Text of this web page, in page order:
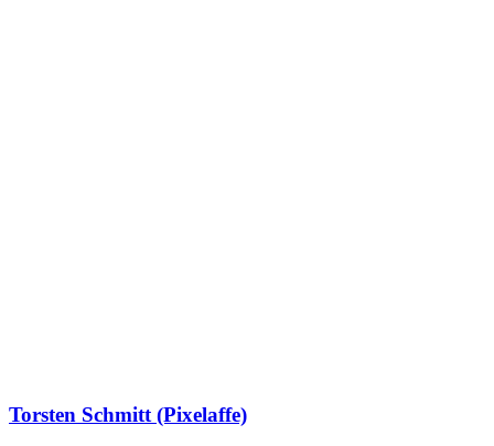
Torsten Schmitt (Pixelaffe)